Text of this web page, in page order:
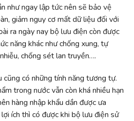
như ngay lập tức nên sẽ bảo vệ
giảm nguy cơ mất dữ liệu đối với
ra ngày nay bộ lưu điện còn được
năng khác như chống xung, tự
chống sét lan truyền….
cũng có những tính năng tương tự.
trong nước vẫn còn khá nhiều hạn
hàng nhập khẩu dần được ưa
ích thì có được khi bộ lưu điện sử